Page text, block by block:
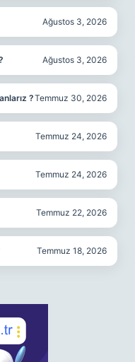
Ağustos 3, 2026
Ağustos 3, 2026
?Temmuz 30, 2026
Temmuz 24, 2026
Temmuz 24, 2026
Temmuz 22, 2026
Temmuz 18, 2026